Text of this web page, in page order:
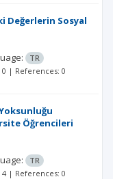
Değerlerin Sosyal
TR
| References: 0
Öğrencileri
TR
| References: 0